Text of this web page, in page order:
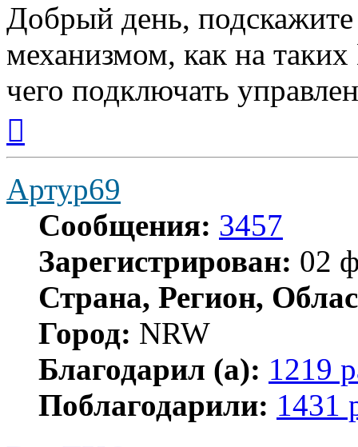
Добрый день,
механизмом, как на
чего подключать
началу
Артур69
Сообщения: 3457
Зарегистрирован: 02
Страна, Регион,
Город: NRW
Благодарил (а): 1219
Поблагодарили: 1431